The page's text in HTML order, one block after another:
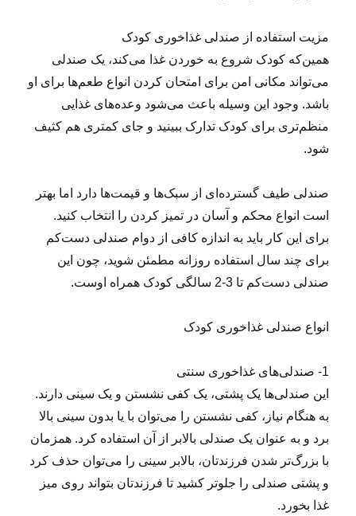
مزیت استفاده از صندلی غذاخوری کودک
همین‌که کودک شروع به خوردن غذا می‌کند، یک صندلی
می‌تواند مکانی امن برای امتحان کردن انواع طعم‌ها برای او
باشد. وجود این وسیله باعث می‌شود وعده‌های غذایی
منظم‌تری برای کودک تدارک ببینید و جای کمتری هم کثیف
شود.
صندلی طیف گسترده‌ای از سبک‌ها و قیمت‌ها دارد اما بهتر
است انواع محکم و آسان در تمیز کردن را انتخاب کنید.
برای این کار باید به اندازه کافی از دوام صندلی دست‌کم
برای چند سال استفاده روزانه مطمئن شوید، چون این
صندلی دست‌کم تا 3-2 سالگی کودک همراه اوست.
انواع صندلی غذاخوری کودک
1- صندلی‌های غذاخوری سنتی
این صندلی‌ها یک پشتی، یک کفی نشستن و یک سینی دارند.
به هنگام نیاز، کفی نشستن را می‌توان با یا بدون سینی بالا
برد و به عنوان یک صندلی بالابر از آن استفاده کرد. همزمان
با بزرگ‌تر شدن فرزندتان، بالابر سینی را می‌توان حذف کرد
و پشتی صندلی را جلوتر کشید تا فرزندتان بتواند روی میز
غذا بخورد.